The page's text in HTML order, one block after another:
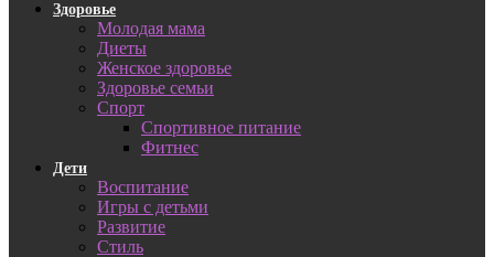
Здоровье
Молодая мама
Диеты
Женское здоровье
Здоровье семьи
Спорт
Спортивное питание
Фитнес
Дети
Воспитание
Игры с детьми
Развитие
Стиль